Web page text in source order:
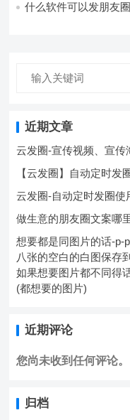
什么软件可以发朋友
近期文章
云发圈-宣传视频、宣传
【云发圈】自动定时发
云发圈-自动定时发圈使
做生意的朋友圈文案哪
想要都是同图片的话-p-
八张的空白的白图保存
如果想要图片都不同得
(都想要的图片)
近期评论
您尚未收到任何评论。
归档